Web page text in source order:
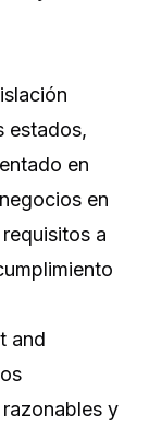
estados,
en
en
a
and
y